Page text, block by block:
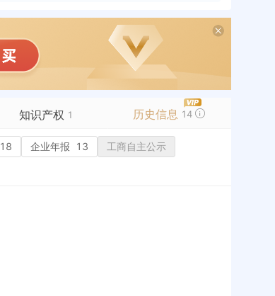
知识产权 1 历史信息 14
商标信息 1
18 企业年报 13
工商自主公示